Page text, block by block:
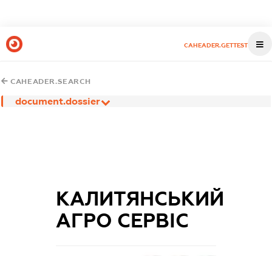
CAHEADER.GETTEST
CAHEADER.SEARCH
document.dossier
КАЛИТЯНСЬКИЙ
АГРО СЕРВІС